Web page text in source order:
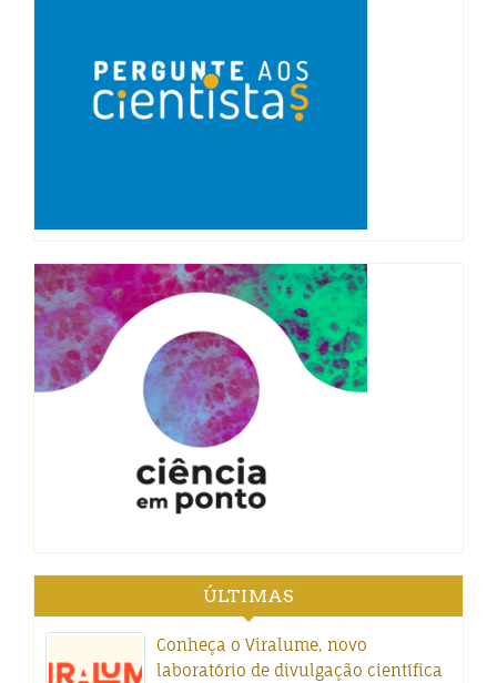
ÚLTIMAS
Conheça o Viralume, novo
laboratório de divulgação científica